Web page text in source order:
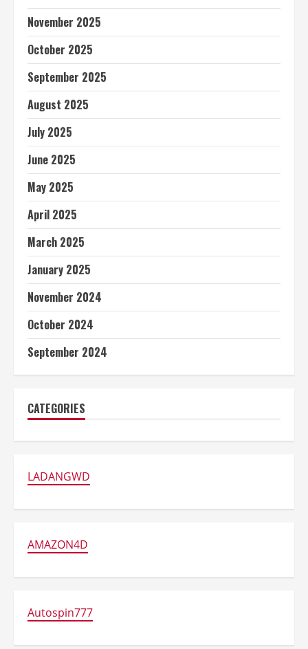
November 2025
October 2025
September 2025
August 2025
July 2025
June 2025
May 2025
April 2025
March 2025
January 2025
November 2024
October 2024
September 2024
CATEGORIES
LADANGWD
AMAZON4D
Autospin777